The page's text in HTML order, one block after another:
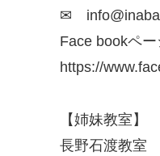
✉
Face bookペー
https://
【姉妹教室】
長野石渡教室